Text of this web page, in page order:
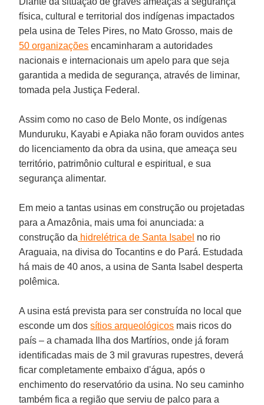
física, cultural e territorial dos indígenas impactados
pela usina de Teles Pires, no Mato Grosso, mais de
50 organizações encaminharam a autoridades
nacionais e internacionais um apelo para que seja
garantida a medida de segurança, através de liminar,
tomada pela Justiça Federal.
Assim como no caso de Belo Monte, os indígenas
Munduruku, Kayabi e Apiaka não foram ouvidos antes
do licenciamento da obra da usina, que ameaça seu
território, patrimônio cultural e espiritual, e sua
segurança alimentar.
Em meio a tantas usinas em construção ou projetadas
para a Amazônia, mais uma foi anunciada: a
construção da hidrelétrica de Santa Isabel no rio
Araguaia, na divisa do Tocantins e do Pará. Estudada
há mais de 40 anos, a usina de Santa Isabel desperta
polêmica.
A usina está prevista para ser construída no local que
esconde um dossítios arqueológicos mais ricos do
país – a chamada Ilha dos Martírios, onde já foram
identificadas mais de 3 mil gravuras rupestres, deverá
ficar completamente embaixo d'água, após o
enchimento do reservatório da usina. No seu caminho
também fica a região que serviu de palco para a